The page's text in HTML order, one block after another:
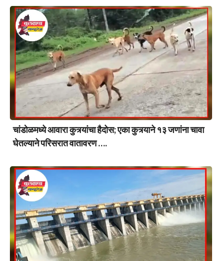
चांडोळमध्ये आवारा कुत्र्यांचा हैदोस; एका कुत्र्याने १३ जणांना चावा
घेतल्याने परिसरात वातावरण ….